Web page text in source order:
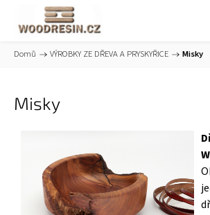
Domů / VÝROBKY ZE DŘEVA A PRYSKYŘICE / Misky
Misky